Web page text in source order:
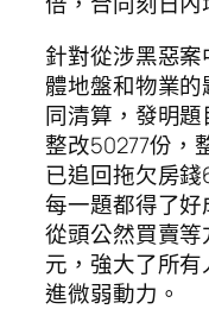
針對從涉黑惡
體地盤和物業
同清算，發明
整改50277份，
已追回拖欠房
每一題都得了
從頭公然買賣等
元，強大了所
進微弱動力。